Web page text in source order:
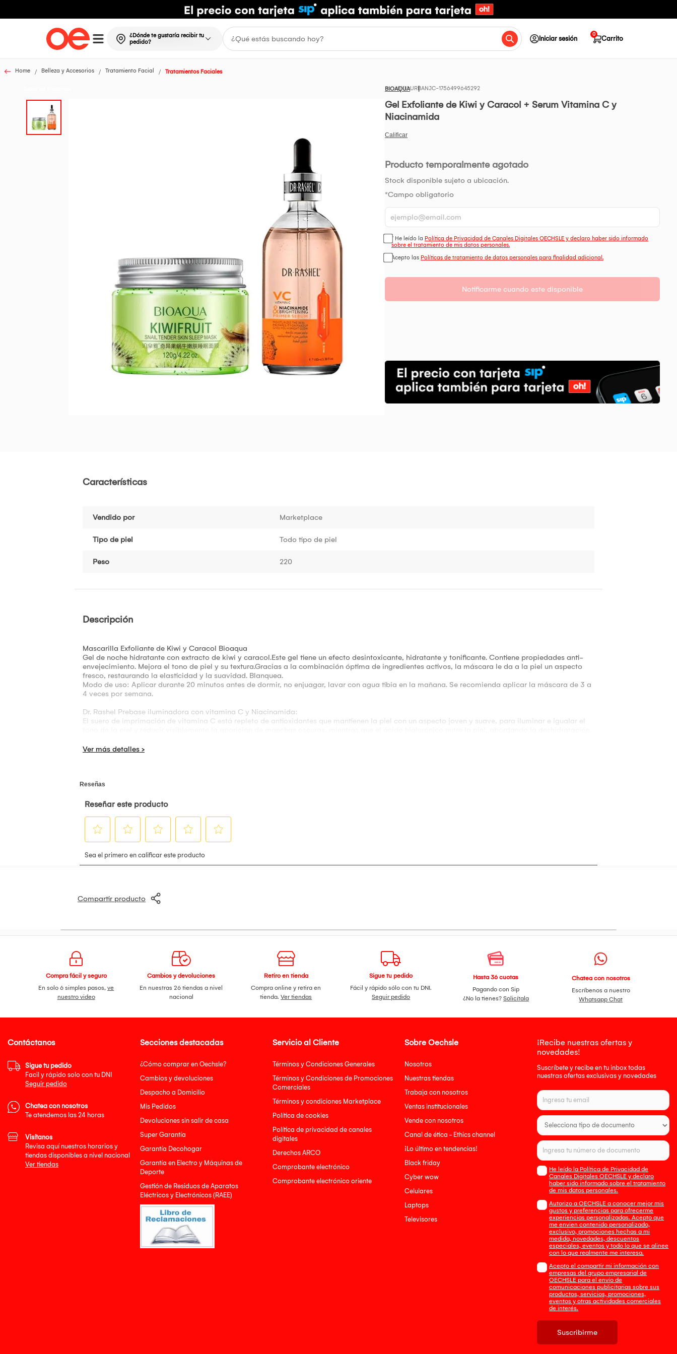
¿Dónde te gustaría recibir tu
pedido?
Iniciar sesión Carrito
0
Home Belleza y Accesorios Tratamiento Facial Tratamientos Faciales
BIOAQUAURBANJC-1756499645292
Gel Exfoliante de Kiwi y Caracol + Serum Vitamina C y
Niacinamida
Producto temporalmente agotado
Stock disponible sujeto a ubicación.
*Campo obligatorio
* He leído la Política de Privacidad de Canales Digitales OECHSLE y declaro haber sido informado
sobre el tratamiento de mis datos personales.
Acepto las Políticas de tratamiento de datos personales para finalidad adicional.
Notificarme cuando este disponible
Características
Vendido por Marketplace
Tipo de piel Todo tipo de piel
Peso 220
Descripción
Mascarilla Exfoliante de Kiwi y Caracol Bioaqua
Gel de noche hidratante con extracto de kiwi y caracol.Este gel tiene un efecto desintoxicante, hidratante y tonificante. Contiene propiedades anti-
envejecimiento. Mejora el tono de piel y su textura.Gracias a la combinación óptima de ingredientes activos, la máscara le da a la piel un aspecto
fresco, restaurando la elasticidad y la suavidad. Blanquea.
Modo de uso: Aplicar durante 20 minutos antes de dormir, no enjuagar, lavar con agua tibia en la mañana. Se recomienda aplicar la máscara de 3 a
4 veces por semana.
Dr. Rashel Prebase iluminadora con vitamina C y Niacinamida:
El suero de imprimación de vitamina C está repleto de antioxidantes que mantienen la piel con un aspecto joven y suave, para iluminar e igualar el
Característica: Anti hinchazón. Círculos oscuros. Antiarrugas. Antienvejecimiento. Reafirmante. Nutritivo. Aclarador. Manchas oscuras. Arrugas.
Compartir producto
Compra fácil y seguro
En solo 6 simples pasos,ve
nuestro video
Cambios y devoluciones
En nuestras 26 tiendas a nivel
nacional
Retiro en tienda
Compra online y retira en
tienda.Ver tiendas
Sigue tu pedido
Fácil y rápido sólo con tu DNI.
Seguir pedido
Hasta 36 cuotas
Pagando con Sip
¿No la tienes? Solicítala
Chatea con nosotros
Escríbenos a nuestro
Whatsapp Chat
Secciones destacadas
¿Cómo comprar en Oechsle?
Cambios y devoluciones
Despacho a Domicilio
Mis Pedidos
Devoluciones sin salir de casa
Super Garantía
Garantía Decohogar
Garantía en Electro y Máquinas de
Deporte
Gestión de Residuos de Aparatos
Eléctricos y Electrónicos (RAEE)
Servicio al Cliente
Términos y Condiciones Generales
Términos y Condiciones de Promociones
Comerciales
Términos y condiciones Marketplace
Política de cookies
Política de privacidad de canales
digitales
Derechos ARCO
Comprobante electrónico
Comprobante electrónico oriente
Sobre Oechsle
Nosotros
Nuestras tiendas
Trabaja con nosotros
Ventas institucionales
Vende con nosotros
Canal de ética - Ethics channel
¡Lo último en tendencias!
Black friday
Cyber wow
Celulares
Laptops
Televisores
¡Recibe nuestras ofertas y
novedades!
Suscríbete y recibe en tu inbox todas
nuestras ofertas exclusivas y novedades
He leído la Política de Privacidad de
Canales Digitales OECHSLE y declaro
haber sido informado sobre el tratamiento
de mis datos personales.
Autorizo a OECHSLE a conocer mejor mis
gustos y preferencias para ofrecerme
experiencias personalizadas. Acepto que
me envien contenido personalizado,
exclusivo, promociones hechas a mi
medida, novedades, descuentos
especiales, eventos y todo lo que se alinee
con lo que realmente me interesa.
Acepto el compartir mi información con
empresas del grupo empresarial de
OECHSLE para el envío de
comunicaciones publicitarias sobre sus
productos, servicios, promociones,
eventos y otras actividades comerciales
de interés.
Suscribirme
Contáctanos
Sigue tu pedido
Facil y rápido solo con tu DNI
Seguir pedido
Chatea con nosotros
Te atendemos las 24 horas
Visítanos
Revisa aquí nuestros horarios y
tiendas disponibles a nivel nacional
Ver tiendas